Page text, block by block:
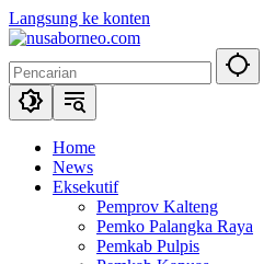
Langsung ke konten
Home
News
Eksekutif
Pemprov Kalteng
Pemko Palangka Raya
Pemkab Pulpis